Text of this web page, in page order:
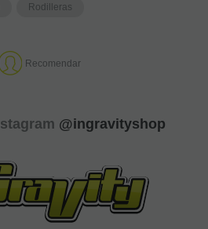
Rodilleras
Recomendar
@ingravityshop